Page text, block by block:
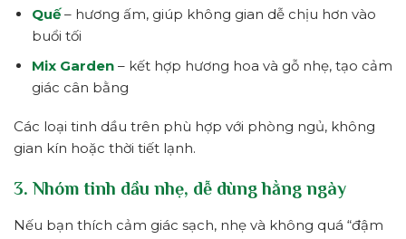
Quế– hương ấm, giúp không gian dễ chịu hơn vào
buổi tối
Mix Garden– kết hợp hương hoa và gỗ nhẹ, tạo cảm
giác cân bằng
Các loại tinh dầu trên phù hợp với phòng ngủ, không
gian kín hoặc thời tiết lạnh.
3. Nhóm tinh dầu nhẹ, dễ dùng hằng ngày
Nếu bạn thích cảm giác sạch, nhẹ và không quá “đậm